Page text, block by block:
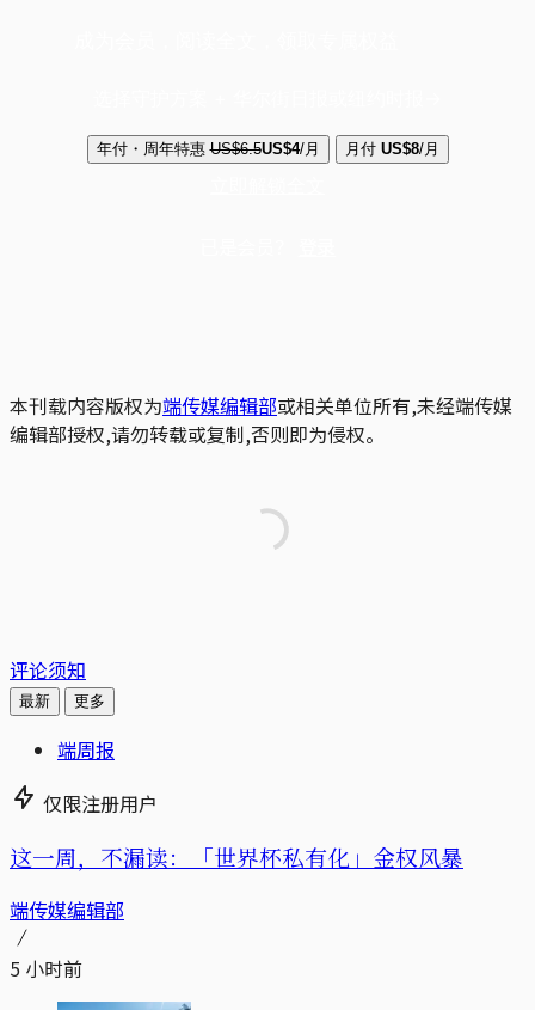
年付・周年特惠 US$6.5US$4/月 月付 US$8/月
本刊载内容版权为端传媒编辑部或相关单位所有,未经端传媒
编辑部授权,请勿转载或复制,否则即为侵权。
评论须知
最新 更多
端周报
仅限注册用户
这一周，不漏读：「世界杯私有化」金权风暴
端传媒编辑部
5 小时前